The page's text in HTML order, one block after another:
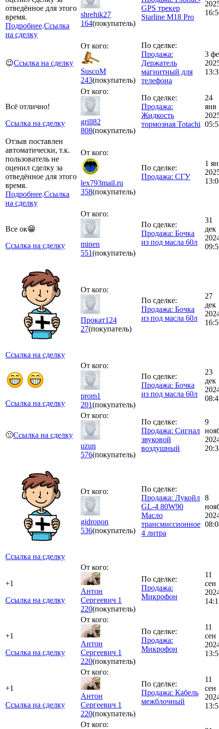
отведённое для этого
время.
Подробнее.Ссылка
на сделку
shrehik27
164(покупатель)
GPS трекер
Starline M18 Pro
😉Ссылка на сделку
От кого:
SuscoM
243(покупатель)
По сделке:
Продажа:
Держатель
магнитный для
телефона
3
Всё отлично!
Ссылка на сделку
От кого:
grill82
808(покупатель)
По сделке:
Продажа:
Жидкость
тормозная Totachi
24
янв
Отзыв поставлен
автоматически, т.к.
пользователь не
оценил сделку за
отведённое для этого
время.
Подробнее.Ссылка
на сделку
От кого:
lex793mail.ru
358(покупатель)
По сделке:
Продажа: СГУ
1
Все ок😁
Ссылка на сделку
От кого:
minen
551(покупатель)
По сделке:
Продажа: Бочка
из под масла 60л
31
дек
Ссылка на сделку
От кого:
Прокат124
27(покупатель)
По сделке:
Продажа: Бочка
из под масла 60л
27
дек
Ссылка на сделку
От кого:
prom1
201(покупатель)
По сделке:
Продажа: Бочка
из под масла 60л
23
дек
🙂Ссылка на сделку
От кого:
uzun
576(покупатель)
По сделке:
Продажа: Сигнал
звуковой
воздушный
9
Ссылка на сделку
От кого:
gidropon
536(покупатель)
По сделке:
Продажа: Лукойл
GL-4 80W90
Масло
трансмиссионное
4 литра
8
+1
Ссылка на сделку
От кого:
Антон
Сергеевич 1
220(покупатель)
По сделке:
Продажа:
Микрофон
11
сен
+1
Ссылка на сделку
От кого:
Антон
Сергеевич 1
220(покупатель)
По сделке:
Продажа:
Микрофон
11
сен
+1
Ссылка на сделку
От кого:
Антон
Сергеевич 1
220(покупатель)
По сделке:
Продажа: Кабель
межблочный
11
сен
От кого: